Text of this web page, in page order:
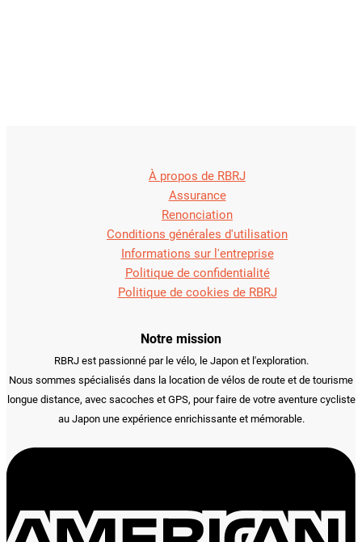
À propos de RBRJ
Assurance
Renonciation
Conditions générales d'utilisation
Informations sur l'entreprise
Politique de confidentialité
Politique de cookies de RBRJ
Notre mission
RBRJ est passionné par le vélo, le Japon et l'exploration.
Nous sommes spécialisés dans la location de vélos de route et de tourisme
longue distance, avec sacoches et GPS, pour faire de votre aventure cycliste
au Japon une expérience enrichissante et mémorable.